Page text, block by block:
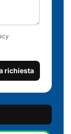
richiesta